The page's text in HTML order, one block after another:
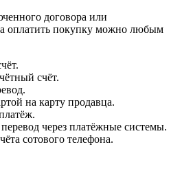
договора или
оплатить покупку можно любым
счёт.
на карту продавца.
через платёжные системы.
сотового телефона.